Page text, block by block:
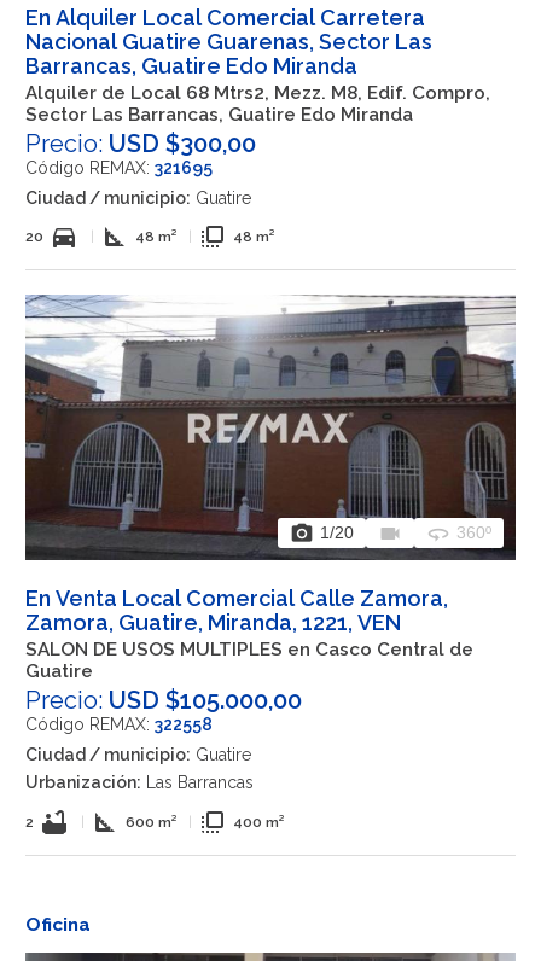
En Alquiler Local Comercial Carretera
Nacional Guatire Guarenas, Sector Las
Barrancas, Guatire Edo Miranda
Alquiler de Local 68 Mtrs2, Mezz. M8, Edif. Compro,
Sector Las Barrancas, Guatire Edo Miranda
Precio: USD $300,00
Código REMAX: 321695
Ciudad / municipio: Guatire
20 directions_car square_foot 48 m² flip_to_front 48 m²
photo_camera 1/20 videocam 360 360º
En Venta Local Comercial Calle Zamora,
Zamora, Guatire, Miranda, 1221, VEN
SALON DE USOS MULTIPLES en Casco Central de
Guatire
Precio: USD $105.000,00
Código REMAX: 322558
Ciudad / municipio: Guatire
Urbanización: Las Barrancas
2 bathtub square_foot 600 m² flip_to_front 400 m²
Oficina